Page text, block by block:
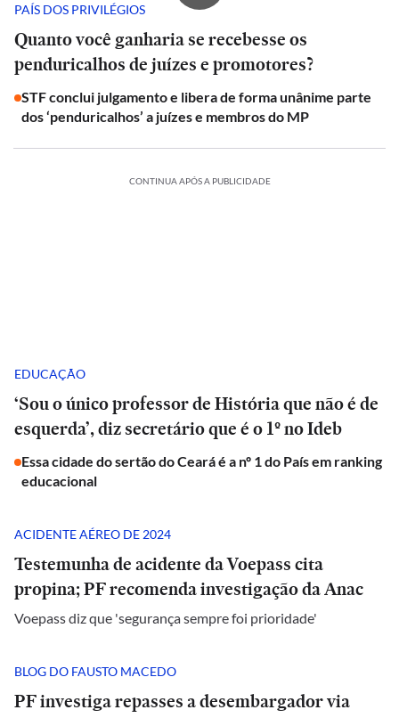
PAÍS DOS PRIVILÉGIOS
Quanto você ganharia se recebesse os
penduricalhos de juízes e promotores?
STF conclui julgamento e libera de forma unânime parte
dos ‘penduricalhos’ a juízes e membros do MP
CONTINUA APÓS A PUBLICIDADE
EDUCAÇÃO
‘Sou o único professor de História que não é de
esquerda’, diz secretário que é o 1º no Ideb
Essa cidade do sertão do Ceará é a nº 1 do País em ranking
educacional
ACIDENTE AÉREO DE 2024
Testemunha de acidente da Voepass cita
propina; PF recomenda investigação da Anac
Voepass diz que 'segurança sempre foi prioridade'
BLOG DO FAUSTO MACEDO
PF investiga repasses a desembargador via